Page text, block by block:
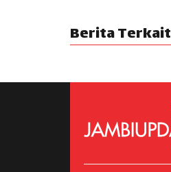
Berita Terkait